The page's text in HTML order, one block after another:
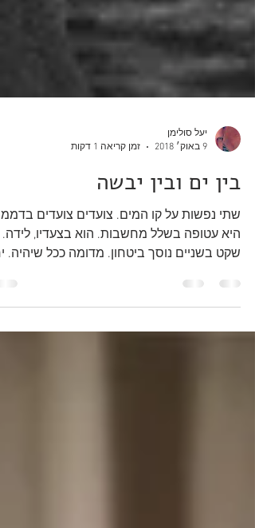
9 באוק׳ 2018
זמן קריאה 1 דקות
בין ים ובין יבשה
שתי נפשות על קו המים. צועדים צועדים
שקט בשניים נוסך ביטחון. מדומה ככל שיהיה.
לנשום את...